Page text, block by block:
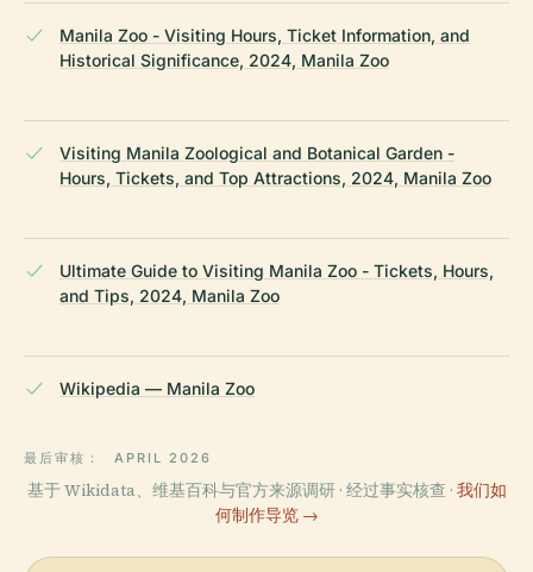
Manila Zoo - Visiting Hours, Ticket Information, and
Historical Significance, 2024, Manila Zoo
Visiting Manila Zoological and Botanical Garden -
Hours, Tickets, and Top Attractions, 2024, Manila Zoo
Ultimate Guide to Visiting Manila Zoo - Tickets, Hours,
and Tips, 2024, Manila Zoo
Wikipedia — Manila Zoo
最后审核： APRIL 2026
基于 Wikidata、维基百科与官方来源调研 · 经过事实核查 · 我们如
何制作导览 →